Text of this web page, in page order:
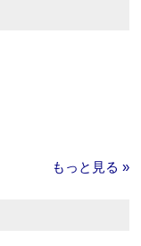
もっと見る »